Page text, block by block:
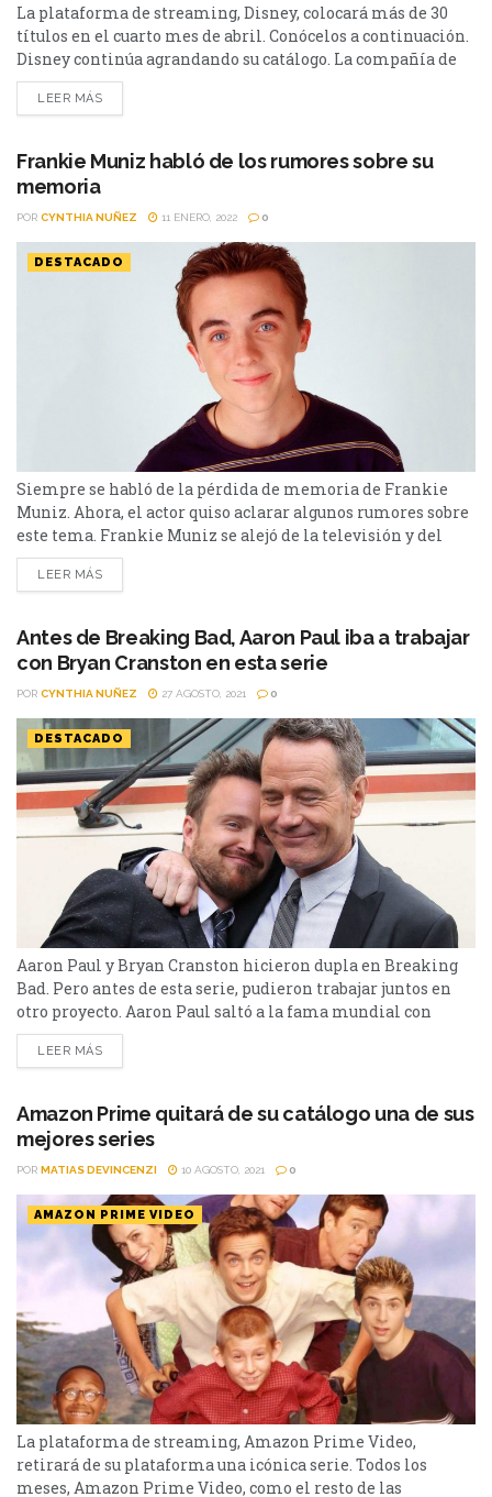
La plataforma de streaming, Disney, colocará más de 30
títulos en el cuarto mes de abril. Conócelos a continuación.
Disney continúa agrandando su catálogo. La compañía de
Mickey Mouse colocará más de 30 títulos en su plataforma,
entre los que se destacan La era de hielo: Las aventuras de
LEER MÁS
Frankie Muniz habló de los rumores sobre su
memoria
POR CYNTHIA NUÑEZ 11 ENERO, 2022 0
DESTACADO
Siempre se habló de la pérdida de memoria de Frankie
Muniz. Ahora, el actor quiso aclarar algunos rumores sobre
este tema. Frankie Muniz se alejó de la televisión y del
cine desde hace muchos años. De esta manera, pasó a tener
una vida muy diferente a la que tenía cuando era joven: ya
LEER MÁS
Antes de Breaking Bad, Aaron Paul iba a trabajar
con Bryan Cranston en esta serie
POR CYNTHIA NUÑEZ 27 AGOSTO, 2021 0
DESTACADO
Aaron Paul y Bryan Cranston hicieron dupla en Breaking
Bad. Pero antes de esta serie, pudieron trabajar juntos en
otro proyecto. Aaron Paul saltó a la fama mundial con
Breaking Bad. En la famosa serie dio vida a Jesse
Pinkman, quien compartió el rol protagónico junto a
años, el año realizó...
LEER MÁS
Amazon Prime quitará de su catálogo una de sus
mejores series
POR MATIAS DEVINCENZI 10 AGOSTO, 2021 0
AMAZON PRIME VIDEO
La plataforma de streaming, Amazon Prime Video,
retirará de su plataforma una icónica serie. Todos los
meses, Amazon Prime Video, como el resto de las